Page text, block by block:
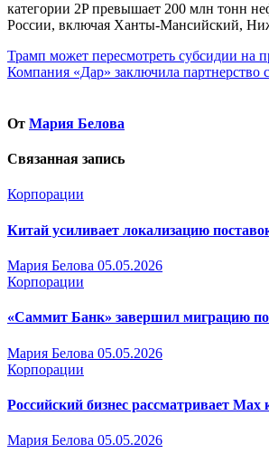
категории 2P превышает 200 млн тонн
России, включая Ханты-Мансийский,
Навигация
по
Трамп может пересмотреть субсидии на
Компания «Дар» заключила
От Мария Белова
Связанная запись
Корпорации
Китай усиливает локализацию
Мария Белова 05.05.2026
Корпорации
«Саммит Банк» завершил миграцию
Мария Белова 05.05.2026
Корпорации
Российский бизнес рассматривает
Мария Белова 05.05.2026